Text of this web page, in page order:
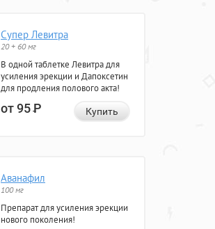
Супер Левитра
20 + 60 мг
В одной таблетке Левитра для
усиления эрекции и Дапоксетин
для продления полового акта!
от 95Р Купить
Аванафил
100 мг
Препарат для усиления эрекции
нового поколения!